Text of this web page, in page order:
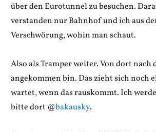
über den Eurotunnel zu besuchen.
verstanden nur Bahnhof und ich aus
Verschwörung, wohin man schaut.
Also als Tramper weiter. Von dort
angekommen bin. Das zieht sich noch
wartet, wenn das rauskommt. Ich
bitte dort @bakausky.